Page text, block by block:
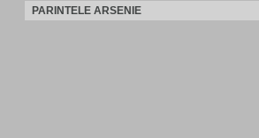
PARINTELE ARSENIE